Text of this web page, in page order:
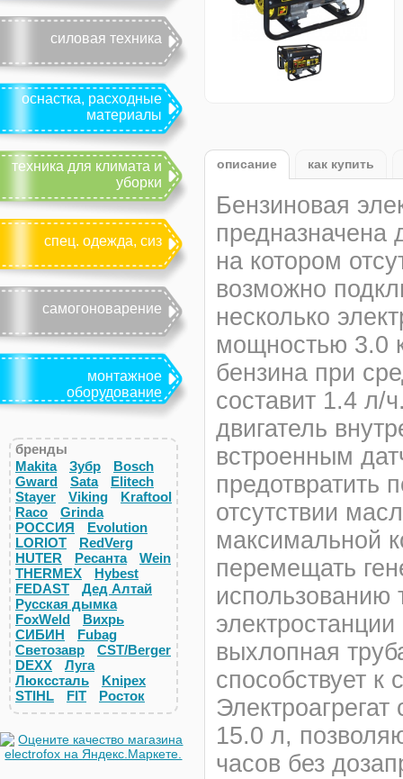
силовая техника
оснастка, расходные
материалы
техника для климата и
уборки
спец. одежда, сиз
самогоноварение
монтажное
оборудование
бренды
Makita
Зубр
Bosch
Gward
Sata
Elitech
Stayer
Viking
Kraftool
Raco
Grinda
РОССИЯ
Evolution
LORIOT
RedVerg
HUTER
Ресанта
Wein
THERMEX
Hybest
FEDAST
Дед Алтай
Русская дымка
FoxWeld
Вихрь
СИБИН
Fubag
Светозавр
CST/Berger
DEXX
Луга
Люкссталь
Knipex
STIHL
FIT Росток
описание как купить
Бензиновая
предназначена
на котором
возможно
несколько
мощностью 3.0
бензина при
составит 1.4 л/
двигатель
встроенным
предотвратить
отсутствии
максимальной
перемещать
использованию
выхлопная
способствует
15.0 л,
часов без